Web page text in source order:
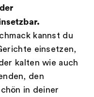
kannst du
einsetzen,
kalten wie auch
den
in deiner